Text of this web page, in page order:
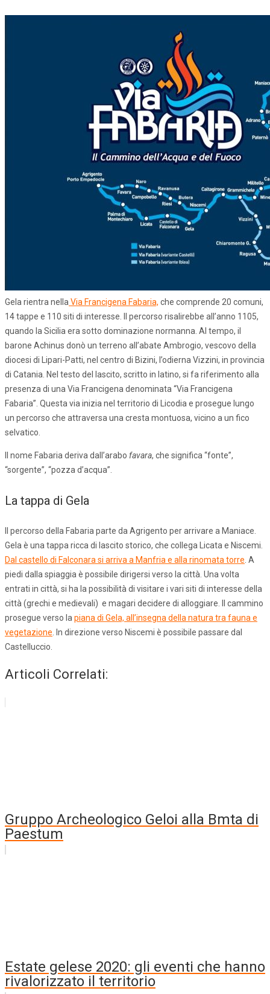
Gela rientra nella Via Francigena Fabaria, che comprende 20 comuni,
14 tappe e 110 siti di interesse. Il percorso risalirebbe all’anno 1105,
quando la Sicilia era sotto dominazione normanna. Al tempo, il
barone Achinus donò un terreno all’abate Ambrogio, vescovo della
diocesi di Lipari-Patti, nel centro di Bizini, l’odierna Vizzini, in provincia
di Catania. Nel testo del lascito, scritto in latino, si fa riferimento alla
presenza di una Via Francigena denominata “Via Francigena
Fabaria”. Questa via inizia nel territorio di Licodia e prosegue lungo
un percorso che attraversa una cresta montuosa, vicino a un fico
selvatico.
Il nome Fabaria deriva dall’arabo favara, che significa “fonte”,
“sorgente”, “pozza d’acqua”.
La tappa di Gela
Il percorso della Fabaria parte da Agrigento per arrivare a Maniace.
Gela è una tappa ricca di lascito storico, che collega Licata e Niscemi.
Dal castello di Falconara si arriva a Manfria e alla rinomata torre. A
piedi dalla spiaggia è possibile dirigersi verso la città. Una volta
entrati in città, si ha la possibilità di visitare i vari siti di interesse della
città (grechi e medievali) e magari decidere di alloggiare. Il cammino
prosegue verso lapiana di Gela, all’insegna della natura tra fauna e
vegetazione. In direzione verso Niscemi è possibile passare dal
Castelluccio.
Articoli Correlati:
Gruppo Archeologico Geloi alla Bmta di
Paestum
Estate gelese 2020: gli eventi che hanno
rivalorizzato il territorio